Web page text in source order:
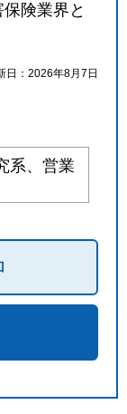
険業界と
日：2026年8月7日
系、営業